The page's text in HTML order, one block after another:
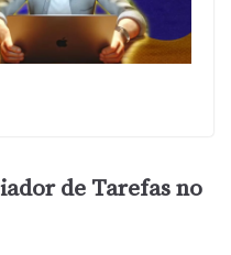
de Tarefas no